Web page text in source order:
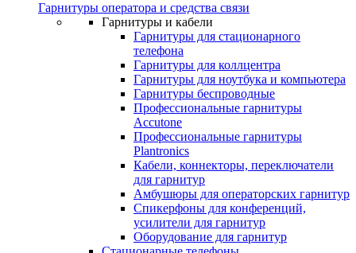
Гарнитуры оператора и средства связи
Гарнитуры и кабели
Гарнитуры для стационарного
телефона
Гарнитуры для коллцентра
Гарнитуры для ноутбука и компьютера
Гарнитуры беспроводные
Профессиональные гарнитуры
Accutone
Профессиональные гарнитуры
Plantronics
Кабели, коннекторы, переключатели
для гарнитур
Амбушюры для операторских гарнитур
Cпикерфоны для конференций,
усилители для гарнитур
Оборудование для гарнитур